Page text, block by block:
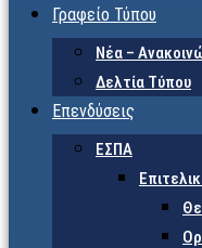
Γραφείο Τύπου
Νέα –
Δελτία Τύπου
Επενδύσεις
ΕΣΠΑ